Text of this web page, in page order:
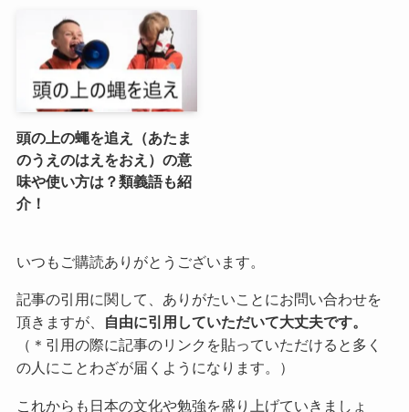
頭の上の蠅を追え（あたま
のうえのはえをおえ）の意
味や使い方は？類義語も紹
介！
いつもご購読ありがとうございます。
記事の引用に関して、ありがたいことにお問い合わせを
頂きますが、
自由に引用していただいて大丈夫です。
（＊引用の際に記事のリンクを貼っていただけると多く
の人にことわざが届くようになります。）
これからも日本の文化や勉強を盛り上げていきましょ